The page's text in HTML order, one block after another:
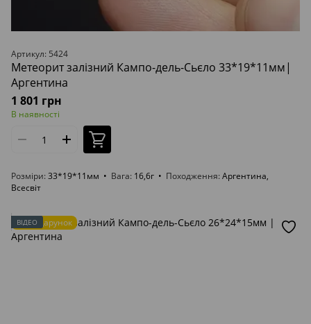
Артикул: 5424
Метеорит залізний Кампо-дель-Сьєло 33*19*11мм|
Аргентина
1 801 грн
В наявності
Розміри 33*19*11мм Вага 16,6г Походження Аргентина,
Всесвіт
Подарунок
ВІДЕО